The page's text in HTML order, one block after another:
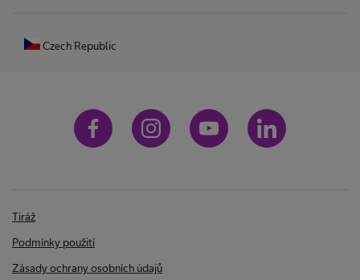
Czech Republic
Tiráž
Podmínky použití
Zásady ochrany osobních údajů